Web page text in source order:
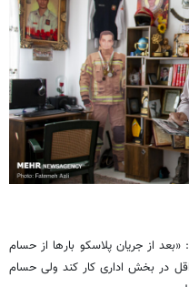
از جریان پلاسکو بارها از حسام
در بخش اداری کار کند ولی حسام